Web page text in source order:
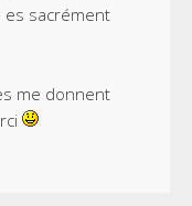
es sacrément
me donnent